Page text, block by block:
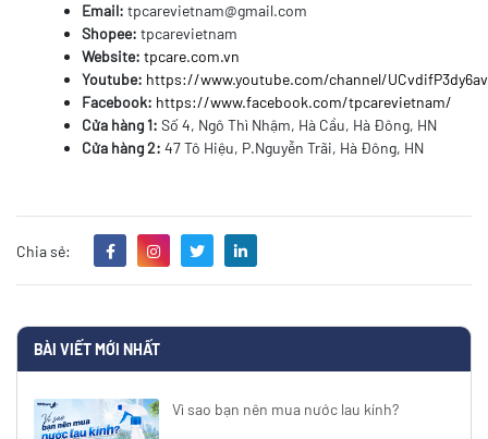
Email: tpcarevietnam@gmail.com
Shopee: tpcarevietnam
Website: tpcare.com.vn
Youtube: https://www.youtube.com/channel/
Facebook: https://www.facebook.com/tpcarevietnam/
Cửa hàng 1: Số 4, Ngô Thì Nhậm, Hà Cầu, Hà Đông, HN
Cửa hàng 2: 47 Tô Hiệu, P.Nguyễn Trãi, Hà Đông, HN
Chia sẻ:
BÀI VIẾT MỚI NHẤT
Vì sao bạn nên mua nước lau kính?